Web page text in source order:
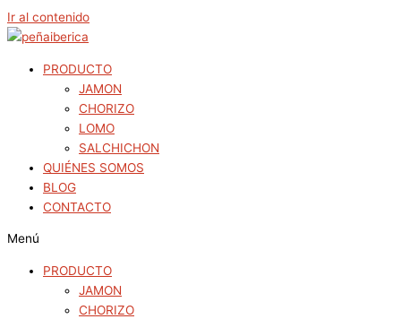
Ir al contenido
PRODUCTO
JAMON
CHORIZO
LOMO
SALCHICHON
QUIÉNES SOMOS
BLOG
CONTACTO
Menú
PRODUCTO
JAMON
CHORIZO